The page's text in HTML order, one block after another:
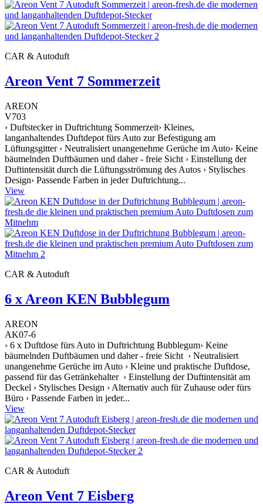
CAR & Autoduft
Areon Vent 7 Sommerzeit
AREON
V703
› Duftstecker in Duftrichtung Sommerzeit› Kleines,
langanhaltendes Duftdepot fürs Auto zur Befestigung am
Lüftungsgitter › Neutralisiert unangenehme Gerüche im Auto› Keine
bäumelnden Duftbäumen und daher - freie Sicht › Einstellung der
Duftintensität durch die Lüftungsströmung des Autos › Stylisches
Design› Passende Farben in jeder Duftrichtung...
View
CAR & Autoduft
6 x Areon KEN Bubblegum
AREON
AK07-6
› 6 x Duftdose fürs Auto in Duftrichtung Bubblegum› Keine
bäumelnden Duftbäumen und daher - freie Sicht › Neutralisiert
unangenehme Gerüche im Auto › Kleine und praktische Duftdose,
passend für das Getränkehalter › Einstellung der Duftintensität am
Deckel › Stylisches Design › Alternativ auch für Zuhause oder fürs
Büro › Passende Farben in jeder...
View
CAR & Autoduft
Areon Vent 7 Eisberg